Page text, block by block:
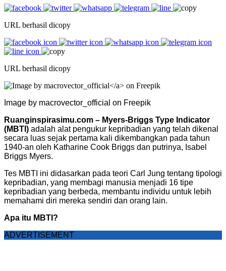
URL berhasil dicopy
URL berhasil dicopy
Image by macrovector_official on Freepik
Ruanginspirasimu.com – Myers-Briggs Type Indicator
(MBTI) adalah alat pengukur kepribadian yang telah dikenal
secara luas sejak pertama kali dikembangkan pada tahun
1940-an oleh Katharine Cook Briggs dan putrinya, Isabel
Briggs Myers.
Tes MBTI ini didasarkan pada teori Carl Jung tentang tipologi
kepribadian, yang membagi manusia menjadi 16 tipe
kepribadian yang berbeda, membantu individu untuk lebih
memahami diri mereka sendiri dan orang lain.
Apa itu MBTI?
ADVERTISEMENT